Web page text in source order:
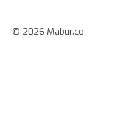
© 2026 Mabur.co